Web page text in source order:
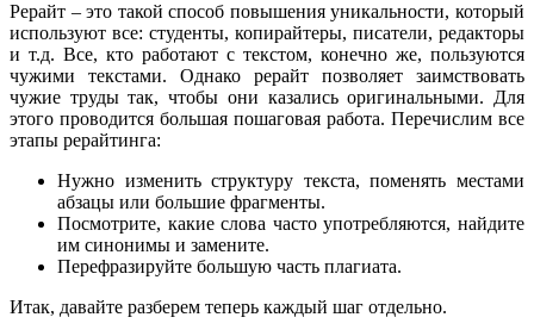
Рерайт – это такой способ повышения уникальности, который
используют все: студенты, копирайтеры, писатели, редакторы
и т.д. Все, кто работают с текстом, конечно же, пользуются
чужими текстами. Однако рерайт позволяет заимствовать
чужие труды так, чтобы они казались оригинальными. Для
этого проводится большая пошаговая работа. Перечислим все
этапы рерайтинга:
Нужно изменить структуру текста, поменять местами
абзацы или большие фрагменты.
Посмотрите, какие слова часто употребляются, найдите
им синонимы и замените.
Перефразируйте большую часть плагиата.
Итак, давайте разберем теперь каждый шаг отдельно.